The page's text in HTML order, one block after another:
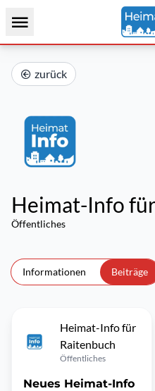
zurück
Heimat-Info
Öffentliches
Informationen Beiträge
Heimat-Info für
Raitenbuch
Öffentliches
Neues Heimat-Info